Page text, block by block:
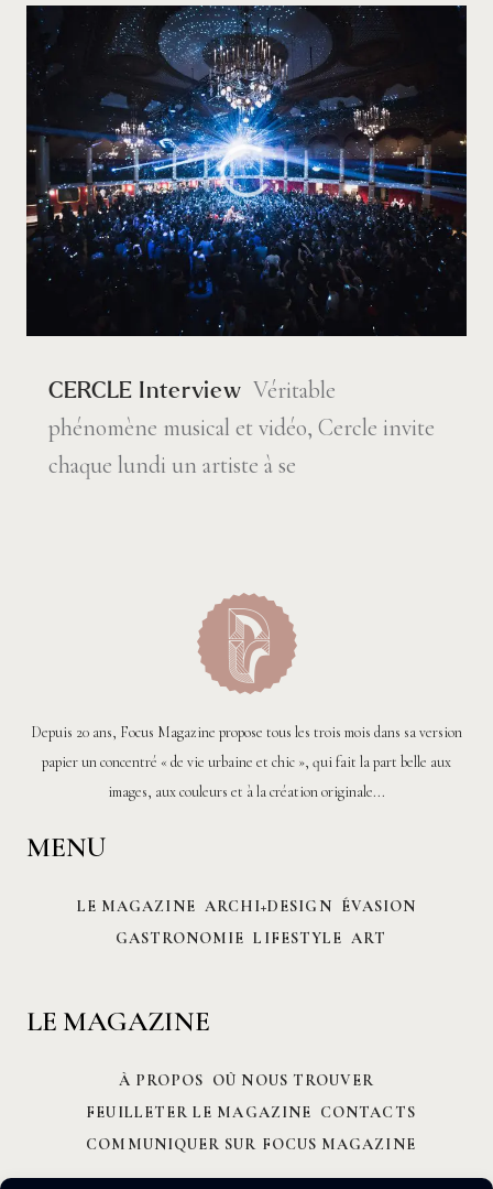
CERCLE Interview Véritable
phénomène musical et vidéo, Cercle invite
chaque lundi un artiste à se
Depuis 20 ans, Focus Magazine propose tous les trois mois dans sa version
papier un concentré « de vie urbaine et chic », qui fait la part belle aux
images, aux couleurs et à la création originale...
MENU
LE MAGAZINE ARCHI+DESIGN ÉVASION
GASTRONOMIE LIFESTYLE ART
LE MAGAZINE
À PROPOS OÙ NOUS TROUVER
FEUILLETER LE MAGAZINE CONTACTS
COMMUNIQUER SUR FOCUS MAGAZINE